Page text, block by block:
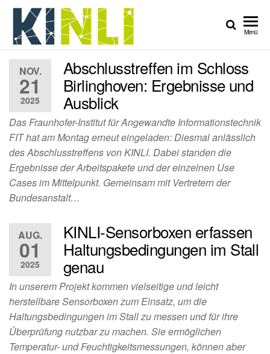
Zum
Inhalt
springen
Lebensmittelqualität
Menü
NOV.
21
2025
Abschlusstreffen im Schloss
Birlinghoven: Ergebnisse und
Ausblick
Das Fraunhofer-Institut für Angewandte Informationstechnik
FIT hat am Montag erneut eingeladen: Diesmal anlässlich
des Abschlusstreffens von KINLI. Dabei standen die
Ergebnisse der Arbeitspakete und der einzelnen Use
Cases im Mittelpunkt. Gemeinsam mit Vertretern der
Bundesanstalt…
AUG.
01
2025
KINLI-Sensorboxen erfassen
Haltungsbedingungen im Stall
genau
In unserem Projekt kommen vielseitige und leicht
herstellbare Sensorboxen zum Einsatz, um die
Haltungsbedingungen im Stall zu messen und für ihre
Überprüfung nutzbar zu machen. Sie ermöglichen
Temperatur- und Feuchtigkeitsmessungen, können aber